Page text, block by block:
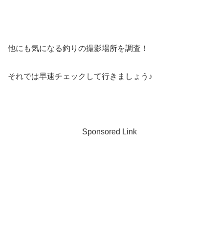
他にも気になる釣りの撮影場所を調査！
それでは早速チェックして行きましょう♪
Sponsored Link